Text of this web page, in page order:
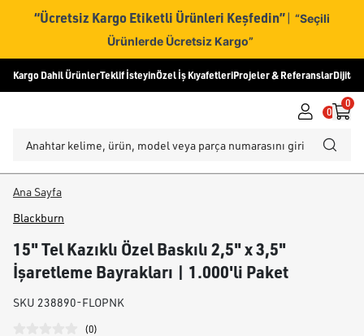
“Ücretsiz Kargo Etiketli Ürünleri Keşfedin” | “Seçili
Ürünlerde Ücretsiz Kargo”
Kargo Dahil ÜrünlerTeklif İsteyinÖzel İş KıyafetleriProjeler & ReferanslarDijital
0
0
Ana Sayfa
Blackburn
15" Tel Kazıklı Özel Baskılı 2,5" x 3,5"
İşaretleme Bayrakları | 1.000'li Paket
SKU 238890-FLOPNK
(0)